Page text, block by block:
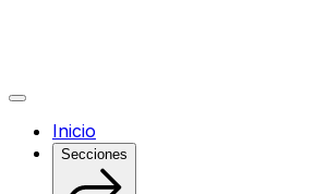
Inicio
Secciones